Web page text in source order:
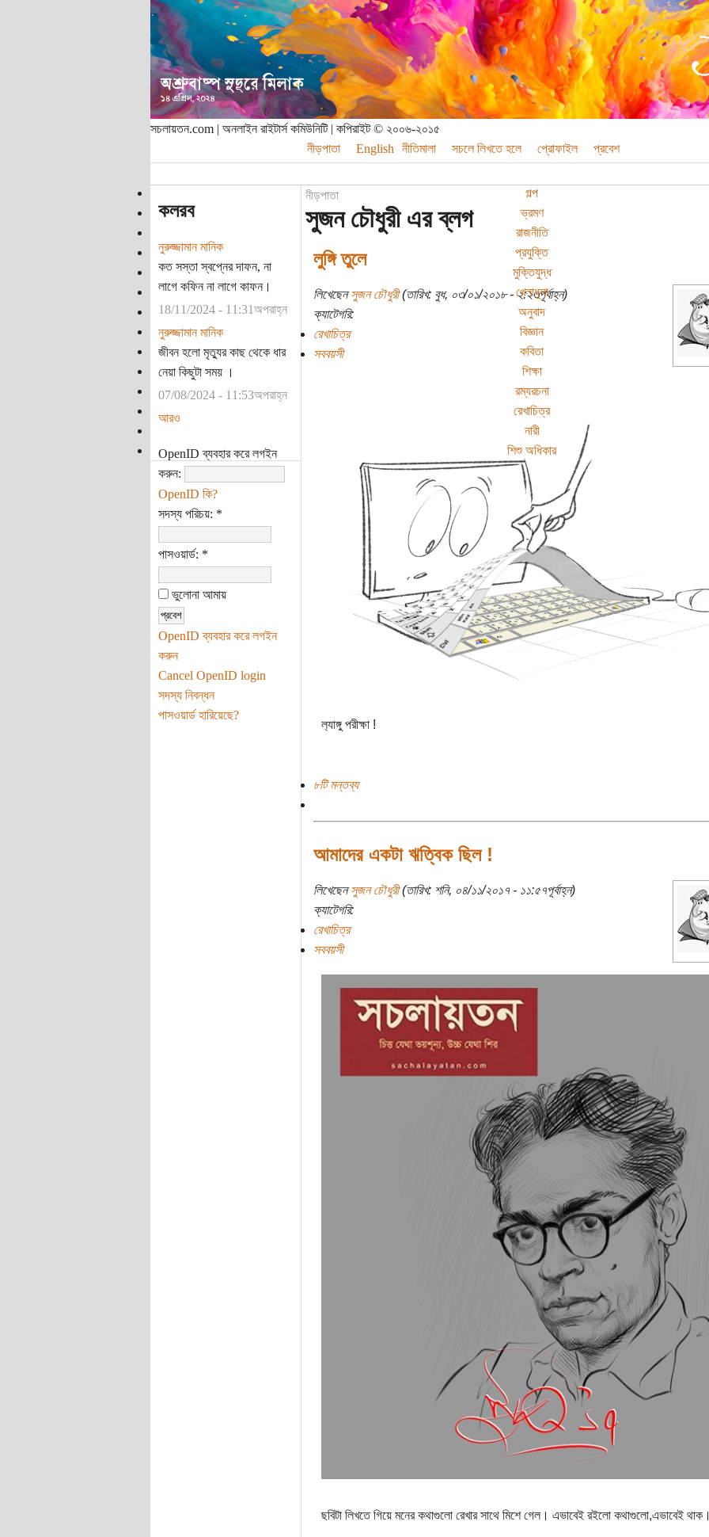
সচলায়তন.com | অনলাইন রাইটার্স কমিউনিটি | কপিরাইট © ২০০৬-২০১৫
নীড়পাতা
English নীতিমালা সচলে লিখতে হলে প্রোফাইল প্রবেশ
গল্প
ভ্রমণ
রাজনীতি
প্রযুক্তি
মুক্তিযুদ্ধ
খেলাধুলা
অনুবাদ
বিজ্ঞান
কবিতা
শিক্ষা
রম্যরচনা
রেখাচিত্র
নারী
শিশু অধিকার
কলরব
নুরুজ্জামান মানিক
কত সস্তা স্বপ্নের দাফন, না
লাগে কফিন না লাগে কাফন।
18/11/2024 - 11:31অপরাহ্ন
নুরুজ্জামান মানিক
জীবন হলো মৃত্যুর কাছ থেকে ধার
নেয়া কিছুটা সময় ।
07/08/2024 - 11:53অপরাহ্ন
আরও
OpenID ব্যবহার করে লগইন
করুন:
OpenID কি?
সদস্য পরিচয়: *
পাসওয়ার্ড: *
ভুলোনা আমায়
OpenID ব্যবহার করে লগইন
করুন
Cancel OpenID login
সদস্য নিবন্ধন
পাসওয়ার্ড হারিয়েছে?
নীড়পাতা
সুজন চৌধুরী এর ব্লগ
লুঙ্গি তুলে
লিখেছেনসুজন চৌধুরী(তারিখ: বুধ, ০৩/০১/২০১৮ - ২:২৩পূর্বাহ্ন)
ক্যাটেগরি:
রেখাচিত্র
সববয়সী
ল‍্যাঙ্গু পরীক্ষা !
৮টি মন্তব্য
আমাদের একটা ঋত্বিক ছিল !
লিখেছেনসুজন চৌধুরী(তারিখ: শনি, ০৪/১১/২০১৭ - ১১:৫৭পূর্বাহ্ন)
ক্যাটেগরি:
রেখাচিত্র
সববয়সী
ছবিটা লিখতে গিয়ে মনের কথাগুলো রেখার সাথে মিশে গেল। এভাবেই রইলো কথাগুলো,এভাবেই